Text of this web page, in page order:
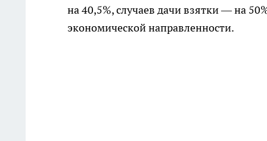
на 40,5%, случаев дачи взятки — на
экономической направленности.